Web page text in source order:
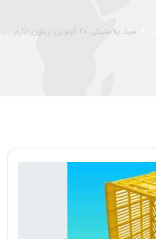
سبد پلاستیکی 20 کیلویی زیتون طارم